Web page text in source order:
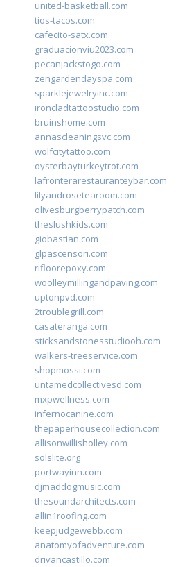
united-basketball.com
tios-tacos.com
cafecito-satx.com
graduacionviu2023.com
pecanjackstogo.com
zengardendayspa.com
sparklejewelryinc.com
ironcladtattoostudio.com
bruinshome.com
annascleaningsvc.com
wolfcitytattoo.com
oysterbayturkeytrot.com
lafronterarestauranteybar.com
lilyandrosetearoom.com
olivesburgberrypatch.com
theslushkids.com
giobastian.com
glpascensori.com
rifloorepoxy.com
woolleymillingandpaving.com
uptonpvd.com
2troublegrill.com
casateranga.com
sticksandstonesstudiooh.com
walkers-treeservice.com
shopmossi.com
untamedcollectivesd.com
mxpwellness.com
infernocanine.com
thepaperhousecollection.com
allisonwillisholley.com
solslite.org
portwayinn.com
djmaddogmusic.com
thesoundarchitects.com
allin1roofing.com
keepjudgewebb.com
anatomyofadventure.com
drivancastillo.com